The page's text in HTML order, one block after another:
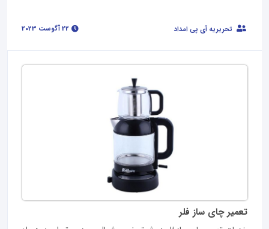
تحریریه آی پی امداد
تعمیر چای ساز فلر